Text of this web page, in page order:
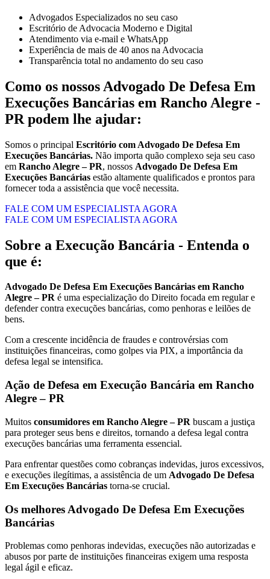
Advogados Especializados no seu caso
Escritório de Advocacia Moderno e Digital
Atendimento via e-mail e WhatsApp
Experiência de mais de 40 anos na Advocacia
Transparência total no andamento do seu caso
Como os nossos Advogado De Defesa Em
Execuções Bancárias em Rancho Alegre -
PR podem lhe ajudar:
Somos o principal Escritório com Advogado De Defesa Em
Execuções Bancárias. Não importa quão complexo seja seu caso
em Rancho Alegre – PR, nossos Advogado De Defesa Em
Execuções Bancárias estão altamente qualificados e prontos para
fornecer toda a assistência que você necessita.
FALE COM UM ESPECIALISTA AGORA
FALE COM UM ESPECIALISTA AGORA
Sobre a Execução Bancária - Entenda o
que é:
Advogado De Defesa Em Execuções Bancárias em Rancho
Alegre – PR é uma especialização do Direito focada em regular e
defender contra execuções bancárias, como penhoras e leilões de
bens.
Com a crescente incidência de fraudes e controvérsias com
instituições financeiras, como golpes via PIX, a importância da
defesa legal se intensifica.
Ação de Defesa em Execução Bancária em Rancho
Alegre – PR
Muitos consumidores em Rancho Alegre – PR buscam a justiça
para proteger seus bens e direitos, tornando a defesa legal contra
execuções bancárias uma ferramenta essencial.
Para enfrentar questões como cobranças indevidas, juros excessivos,
e execuções ilegítimas, a assistência de um Advogado De Defesa
Em Execuções Bancárias torna-se crucial.
Os melhores Advogado De Defesa Em Execuções
Bancárias
Problemas como penhoras indevidas, execuções não autorizadas e
abusos por parte de instituições financeiras exigem uma resposta
legal ágil e eficaz.